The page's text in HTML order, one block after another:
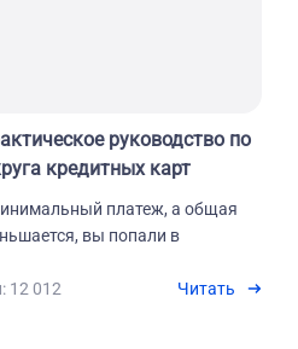
руководство по
кредитных карт
платеж, а общая
вы попали в
12 012 Читать